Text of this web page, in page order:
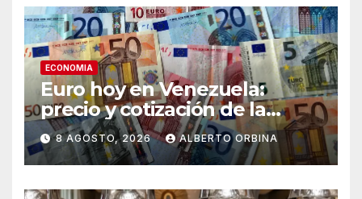
ECONOMIA
Euro hoy en Venezuela:
precio y cotización de la
divisa este sábado 8 de
agosto de 2026
8 AGOSTO, 2026 ALBERTO ORBINA